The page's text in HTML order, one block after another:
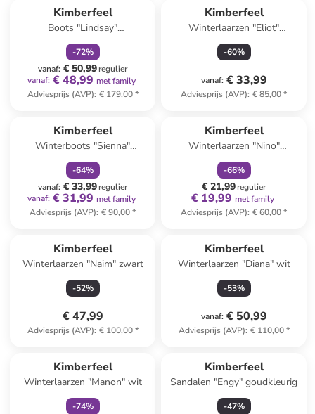
Kimberfeel
Boots "Lindsay"
lichtroze/crème
-72%
vanaf: € 50,99regulier
vanaf: € 48,99 met family
Adviesprijs (AVP): € 179,00*
Kimberfeel
Winterlaarzen "Eliot"
zwart/grijs
-60%
vanaf: € 33,99
Adviesprijs (AVP): € 85,00*
Kimberfeel
Winterboots "Sienna"
lichtbruin
-64%
vanaf: € 33,99regulier
vanaf: € 31,99 met family
Adviesprijs (AVP): € 90,00*
Kimberfeel
Winterlaarzen "Nino"
blauw/zwart
-66%
€ 21,99regulier
€ 19,99 met family
Adviesprijs (AVP): € 60,00*
Kimberfeel
Winterlaarzen "Naim" zwart
-52%
€ 47,99
Adviesprijs (AVP): € 100,00*
Kimberfeel
Winterlaarzen "Diana" wit
-53%
vanaf: € 50,99
Adviesprijs (AVP): € 110,00*
Kimberfeel
Winterlaarzen "Manon" wit
-74%
Kimberfeel
Sandalen "Engy" goudkleurig
-47%